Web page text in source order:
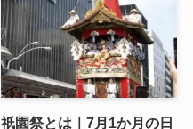
祇園祭とは｜7月1か月の日